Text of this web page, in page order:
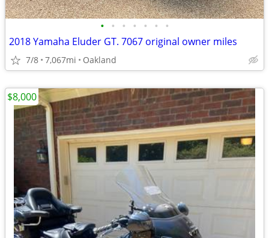
• • • • • • •
2018 Yamaha Eluder GT. 7067 original owner miles
7/8 7,067mi Oakland
$8,000